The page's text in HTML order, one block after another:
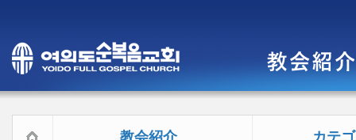
教会紹介 カテ